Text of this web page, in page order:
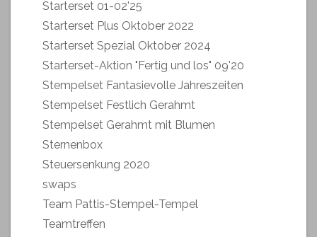
Starterset 01-02'25
Starterset Plus Oktober 2022
Starterset Spezial Oktober 2024
Starterset-Aktion "Fertig und los" 09'20
Stempelset Fantasievolle Jahreszeiten
Stempelset Festlich Gerahmt
Stempelset Gerahmt mit Blumen
Sternenbox
Steuersenkung 2020
swaps
Team Pattis-Stempel-Tempel
Teamtreffen